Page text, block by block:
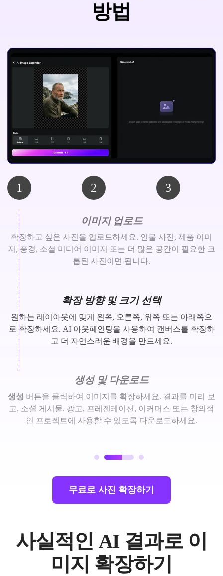
방법
1 2 3
이미지 업로드
확장하고 싶은 사진을 업로드하세요. 인물 사진, 제품 이미
지, 풍경, 소셜 미디어 이미지 또는 더 많은 공간이 필요한 크
롭된 사진이면 됩니다.
확장 방향 및 크기 선택
원하는 레이아웃에 맞게 왼쪽, 오른쪽, 위쪽 또는 아래쪽으
로 확장하세요. AI 아웃페인팅을 사용하여 캔버스를 확장하
고 더 자연스러운 배경을 만드세요.
생성 및 다운로드
생성 버튼을 클릭하여 이미지를 확장하세요. 결과를 미리 보
고, 소셜 게시물, 광고, 프레젠테이션, 이커머스 또는 창의적
인 프로젝트에 사용할 수 있도록 다운로드하세요.
무료로 사진 확장하기
사실적인 AI 결과로 이
미지 확장하기